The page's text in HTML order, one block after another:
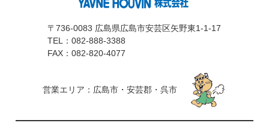
〒736-0083 広島県広島市安芸区矢野東1-1-17
TEL：082-888-3388
FAX：082-820-4077
営業エリア：広島市・安芸郡・呉市